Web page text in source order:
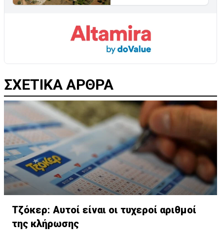
ΣΧΕΤΙΚΑ ΑΡΘΡΑ
Τζόκερ: Αυτοί είναι οι τυχεροί αριθμοί
της κλήρωσης